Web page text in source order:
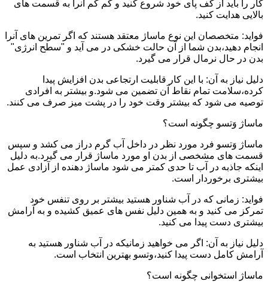
کار را باید از کف پای خود شروع کنید و کم کم آنرا به قسمت های
بالایی هدایت کنید.
فواید: متخصصان این نوع ماساژ معتقد هستند که اگر تمرین های آنرا
انجام دهید،بدن شما از آن حالت خشکی در می آید و "سطح انرژی"
بدن در حال نرمال قرار می گیرد.
دلیل نیاز به آن: با این کار قابلیت ارتجاعی بدن افزایش پیدا
کرده،سلامت تمام نقاط آن تضمین می شود.و بیشتر به افرادی
توصیه می شود که بیشتر وقت خود را در پشت میز صرف می کنند.
ماساژ وَتسو چگونه است؟
ماساژ وَتسو فرد مورد نظر در داخل آب گرم دراز می کشد و سپس
قسمت های مشخصی از بدن او مورد ماساژ قرار می گیرد.به دلیل
اینکه جاذبه در آب تا حدی کمتر می شود ماساژ دهنده از آزادی عمل
بیشتری برخوردار است.
فواید: زمانی که در آب شناور هستید بیشتر بر روی تنفس خود
تمرکز می کنید و به همین دلیل نفس های عمیق کشیده و به آرامش
بیشتری دست پیدا می کنید.
دلیل نیاز به آن: اگر می خواهید زمانیکه در آب شناور هستید به
آرامش کامل دست پیدا کنید،وتسو بهترین انتخاب است.
ماساژ استخوانی چگونه است؟